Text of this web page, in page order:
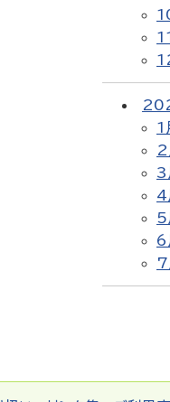
1
2
3
4
5
6
7